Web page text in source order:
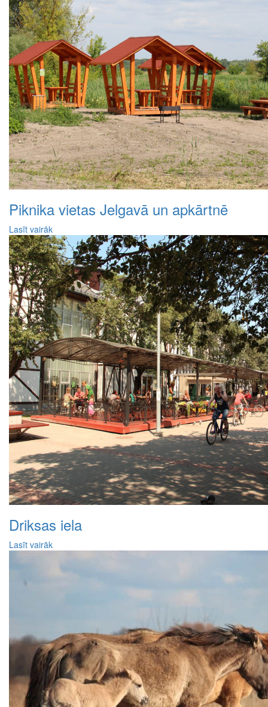
Piknika vietas Jelgavā un apkārtnē
Lasīt vairāk
Driksas iela
Lasīt vairāk